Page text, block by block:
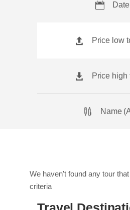
Date
Price low
Price high
Name
We haven't found any tour
criteria